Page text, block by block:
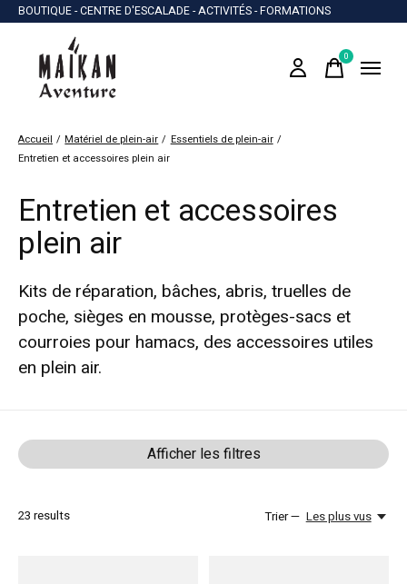
BOUTIQUE - CENTRE D'ESCALADE - ACTIVITÉS - FORMATIONS
0items
Accueil / Matériel de plein-air / Essentiels de plein-air /
Entretien et accessoires plein air
Entretien et accessoires
plein air
Kits de réparation, bâches, abris, truelles de
poche, sièges en mousse, protèges-sacs et
courroies pour hamacs, des accessoires utiles
en plein air.
Afficher les filtres
23 results Trier — Les plus vus